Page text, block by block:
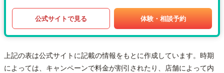
公式サイトで見る 体験・相談予約
上記の表は公式サイトに記載の情報をもとに作成しています。時期
によっては、キャンペーンで料金が割引されたり、店舗によって内